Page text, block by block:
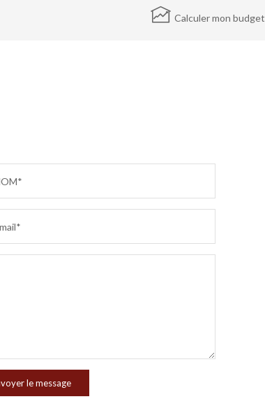
Calculer mon budget
le message